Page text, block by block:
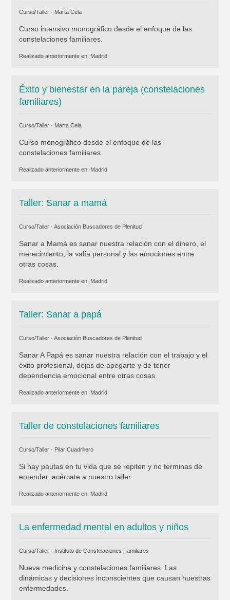
Curso/Taller · Marta Cela
Curso intensivo monográfico desde el enfoque de las
constelaciones familiares.
Realizado anteriormente en: Madrid
Éxito y bienestar en la pareja (constelaciones
familiares)
Curso/Taller · Marta Cela
Curso monográfico desde el enfoque de las
constelaciones familiares.
Realizado anteriormente en: Madrid
Taller: Sanar a mamá
Curso/Taller · Asociación Buscadores de Plenitud
Sanar a Mamá es sanar nuestra relación con el dinero, el
merecimiento, la valía personal y las emociones entre
otras cosas.
Realizado anteriormente en: Madrid
Taller: Sanar a papá
Curso/Taller · Asociación Buscadores de Plenitud
Sanar A Papá es sanar nuestra relación con el trabajo y el
éxito profesional, dejas de apegarte y de tener
dependencia emocional entre otras cosas.
Realizado anteriormente en: Madrid
Taller de constelaciones familiares
Curso/Taller · Pilar Cuadrillero
Si hay pautas en tu vida que se repiten y no terminas de
entender, acércate a nuestro taller.
Realizado anteriormente en: Madrid
La enfermedad mental en adultos y niños
Curso/Taller · Instituto de Constelaciones Familiares
Nueva medicina y constelaciones familiares. Las
dinámicas y decisiones inconscientes que causan nuestras
enfermedades.